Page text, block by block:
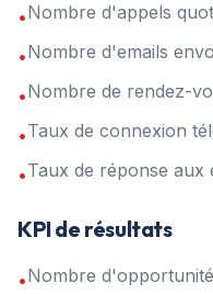
•Nombre d'appels
•Nombre d'emails
•Nombre de rendez-
•Taux de connexion
•Taux de réponse aux
KPI de résultats
•Nombre